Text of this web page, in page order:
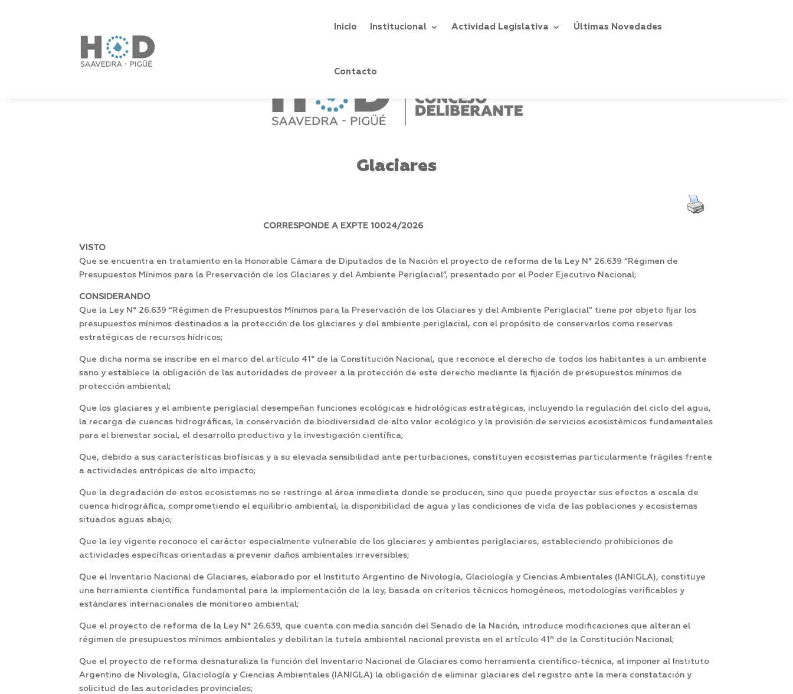
Inicio Institucional Actividad Legislativa Últimas Novedades
Contacto
Glaciares
CORRESPONDE A EXPTE 10024/2026
VISTO
Que se encuentra en tratamiento en la Honorable Cámara de Diputados de la Nación el proyecto de reforma de la Ley N° 26.639 “Régimen de
Presupuestos Mínimos para la Preservación de los Glaciares y del Ambiente Periglacial”, presentado por el Poder Ejecutivo Nacional;
CONSIDERANDO
Que la Ley N° 26.639 “Régimen de Presupuestos Mínimos para la Preservación de los Glaciares y del Ambiente Periglacial” tiene por objeto fijar los
presupuestos mínimos destinados a la protección de los glaciares y del ambiente periglacial, con el propósito de conservarlos como reservas
estratégicas de recursos hídricos;
Que dicha norma se inscribe en el marco del artículo 41° de la Constitución Nacional, que reconoce el derecho de todos los habitantes a un ambiente
sano y establece la obligación de las autoridades de proveer a la protección de este derecho mediante la fijación de presupuestos mínimos de
protección ambiental;
Que los glaciares y el ambiente periglacial desempeñan funciones ecológicas e hidrológicas estratégicas, incluyendo la regulación del ciclo del agua,
la recarga de cuencas hidrográficas, la conservación de biodiversidad de alto valor ecológico y la provisión de servicios ecosistémicos fundamentales
para el bienestar social, el desarrollo productivo y la investigación científica;
Que, debido a sus características biofísicas y a su elevada sensibilidad ante perturbaciones, constituyen ecosistemas particularmente frágiles frente
a actividades antrópicas de alto impacto;
Que la degradación de estos ecosistemas no se restringe al área inmediata donde se producen, sino que puede proyectar sus efectos a escala de
cuenca hidrográfica, comprometiendo el equilibrio ambiental, la disponibilidad de agua y las condiciones de vida de las poblaciones y ecosistemas
situados aguas abajo;
Que la ley vigente reconoce el carácter especialmente vulnerable de los glaciares y ambientes periglaciares, estableciendo prohibiciones de
actividades específicas orientadas a prevenir daños ambientales irreversibles;
Que el Inventario Nacional de Glaciares, elaborado por el Instituto Argentino de Nivología, Glaciología y Ciencias Ambientales (IANIGLA), constituye
una herramienta científica fundamental para la implementación de la ley, basada en criterios técnicos homogéneos, metodologías verificables y
estándares internacionales de monitoreo ambiental;
Que el proyecto de reforma de la Ley N° 26.639, que cuenta con media sanción del Senado de la Nación, introduce modificaciones que alteran el
régimen de presupuestos mínimos ambientales y debilitan la tutela ambiental nacional prevista en el artículo 41º de la Constitución Nacional;
Que el proyecto de reforma desnaturaliza la función del Inventario Nacional de Glaciares como herramienta científico-técnica, al imponer al Instituto
Argentino de Nivología, Glaciología y Ciencias Ambientales (IANIGLA) la obligación de eliminar glaciares del registro ante la mera constatación y
solicitud de las autoridades provinciales;